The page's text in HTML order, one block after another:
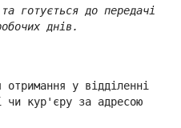
готується до передачі
днів.
отримання у відділенні
чи кур'єру за адресою